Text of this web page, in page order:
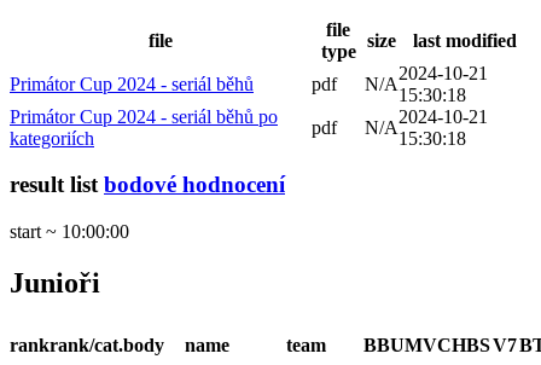
file
file
type
size last modified
Primátor Cup 2024 - seriál běhů pdf N/A
2024-10-21
15:30:18
Primátor Cup 2024 - seriál běhů po
kategoriích
pdf N/A
2024-10-21
15:30:18
result listbodové hodnocení
start ~ 10:00:00
Junioři
rankrank/cat.body name team BBUMVCHBSV7